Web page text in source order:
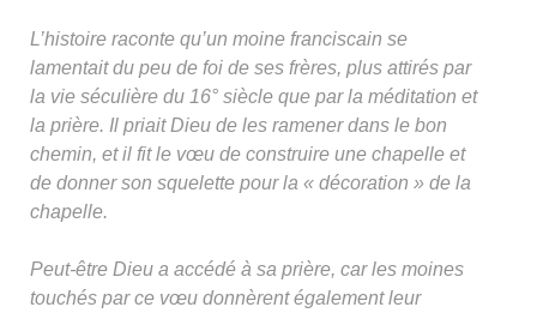
L’histoire raconte qu’un moine franciscain se
lamentait du peu de foi de ses frères, plus attirés par
la vie séculière du 16° siècle que par la méditation et
la prière. Il priait Dieu de les ramener dans le bon
chemin, et il fit le vœu de construire une chapelle et
de donner son squelette pour la « décoration » de la
chapelle.
Peut-être Dieu a accédé à sa prière, car les moines
touchés par ce vœu donnèrent également leur